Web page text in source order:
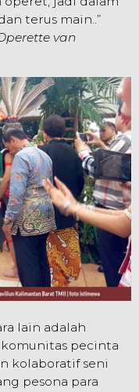
terus main..”
van
lain adalah
pecinta
kolaboratif seni
pesona para